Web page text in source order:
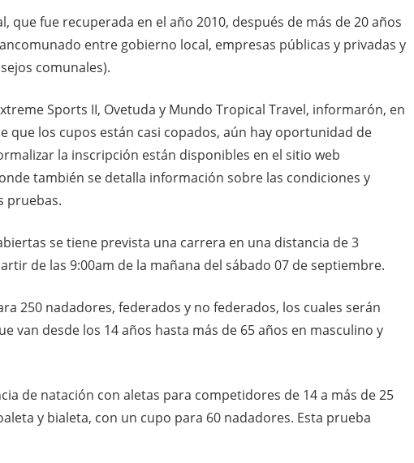
que fue recuperada en el año 2010, después de más de 20 años
entre gobierno local, empresas públicas y privadas y
comunales).
Sports II, Ovetuda y Mundo Tropical Travel, informarón, en
que los cupos están casi copados, aún hay oportunidad de
la inscripción están disponibles en el sitio web
también se detalla información sobre las condiciones y
pruebas.
se tiene prevista una carrera en una distancia de 3
de las 9:00am de la mañana del sábado 07 de septiembre.
250 nadadores, federados y no federados, los cuales serán
van desde los 14 años hasta más de 65 años en masculino y
de natación con aletas para competidores de 14 a más de 25
y bialeta, con un cupo para 60 nadadores. Esta prueba